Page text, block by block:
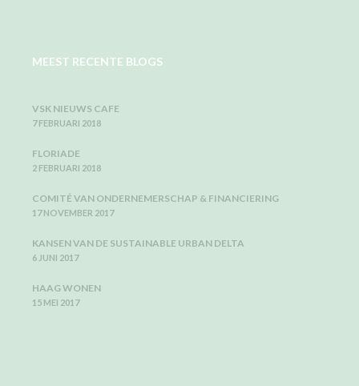
MEEST RECENTE BLOGS
VSK NIEUWS CAFE
7 FEBRUARI 2018
FLORIADE
2 FEBRUARI 2018
COMITÉ VAN ONDERNEMERSCHAP & FINANCIERING
17 NOVEMBER 2017
KANSEN VAN DE SUSTAINABLE URBAN DELTA
6 JUNI 2017
HAAG WONEN
15 MEI 2017